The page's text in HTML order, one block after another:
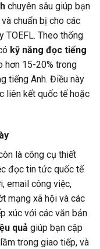
chuyên sâu giúp bạn
chuẩn bị cho các
TOEFL. Theo thống
kỹ năng đọc tiếng
hơn 15-20% trong
tiếng Anh. Điều này
liên kết quốc tế hoặc
là công cụ thiết
đọc tin tức quốc tế
email công việc,
mạng xã hội và các
xúc với các văn bản
quả giúp bạn cập
trong giao tiếp, và